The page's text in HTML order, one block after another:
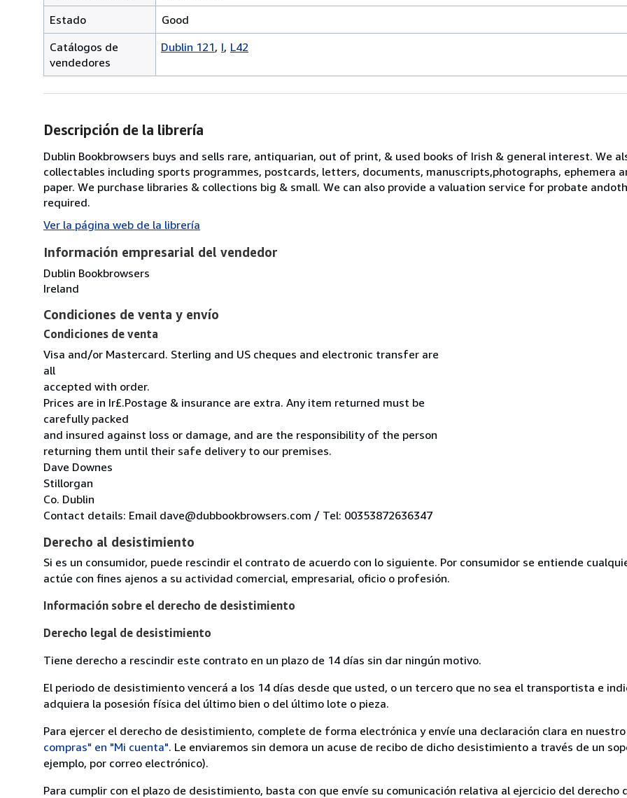
Estado
Good
Catálogos de
vendedores
Dublin 121 I L42
Descripción de la librería
Dublin Bookbrowsers buys and sells rare, antiquarian, out of print, & used books of Irish & general interest. We
collectables including sports programmes, postcards, letters, documents, manuscripts,photographs, ephemera
paper. We purchase libraries & collections big & small. We can also provide a valuation service for probate
required.
Ver la página web de la librería
Información empresarial del vendedor
Dublin Bookbrowsers
Ireland
Condiciones de venta y envío
Condiciones de venta
Visa and/or Mastercard. Sterling and US cheques and electronic transfer are
all
accepted with order.
Prices are in Ir£.Postage & insurance are extra. Any item returned must be
carefully packed
and insured against loss or damage, and are the responsibility of the person
returning them until their safe delivery to our premises.
Dave Downes
Stillorgan
Co. Dublin
Contact details: Email dave@dubbookbrowsers.com / Tel: 00353872636347
Derecho al desistimiento
Si es un consumidor, puede rescindir el contrato de acuerdo con lo siguiente. Por consumidor se entiende
actúe con fines ajenos a su actividad comercial, empresarial, oficio o profesión.
Información sobre el derecho de desistimiento
Derecho legal de desistimiento
Tiene derecho a rescindir este contrato en un plazo de 14 días sin dar ningún motivo.
El periodo de desistimiento vencerá a los 14 días desde que usted, o un tercero que no sea el transportista e
adquiera la posesión física del último bien o del último lote o pieza.
Para ejercer el derecho de desistimiento, complete de forma electrónica y envíe una declaración clara en
compras" en "Mi cuenta". Le enviaremos sin demora un acuse de recibo de dicho desistimiento a través de un
ejemplo, por correo electrónico).
Para cumplir con el plazo de desistimiento, basta con que envíe su comunicación relativa al ejercicio del